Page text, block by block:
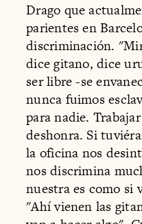
Drago que
parientes en
discriminación.
dice gitano, dice
ser libre -se
nunca fuimos
para nadie.
deshonra. Si
la oficina nos
nos discrimina
nuestra es como si
"Ahí vienen las